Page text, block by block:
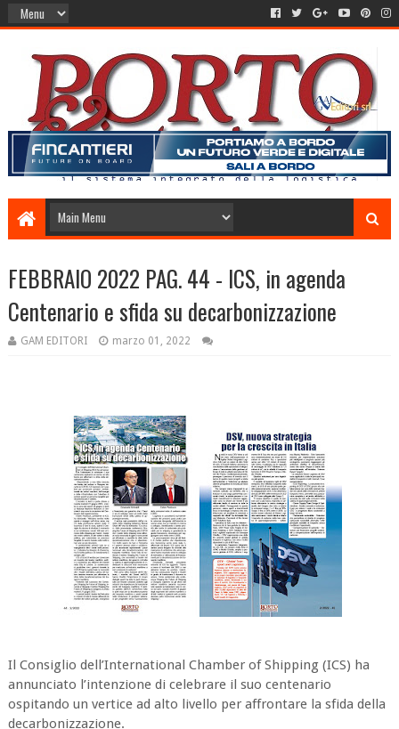
FEBBRAIO 2022 PAG. 44 - ICS, in agenda
Centenario e sfida su decarbonizzazione
GAM EDITORI marzo 01, 2022
Il Consiglio dell’International Chamber of Shipping (ICS) ha
annunciato l’intenzione di celebrare il suo centenario
ospitando un vertice ad alto livello per affrontare la sfida della
decarbonizzazione.